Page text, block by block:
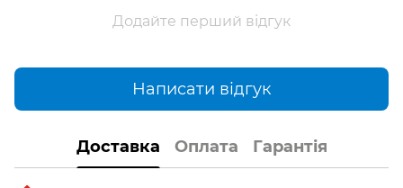
Додайте перший відгук
Написати відгук
Доставка Оплата Гарантія